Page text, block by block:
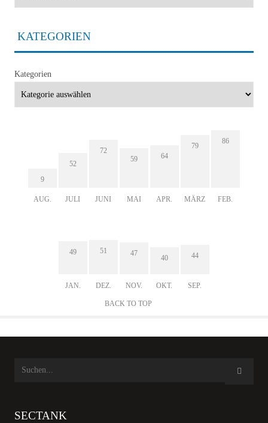
KATEGORIEN
Kategorien
9
AUG.
52
JULI
72
JUNI
59
MAI
64
APR.
79
MÄRZ
86
FEB.
49
JAN.
51
DEZ.
47
NOV.
40
OKT.
44
SEP.
BACK TO TOP
SECTANK